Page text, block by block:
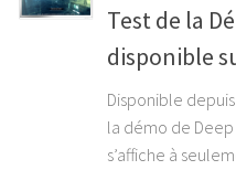
Test de la
disponible
Disponible
la démo de
s’affiche à